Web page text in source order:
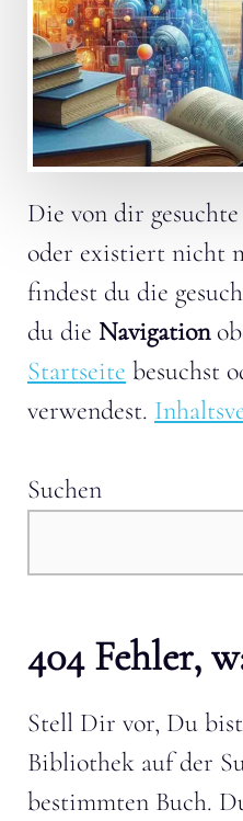
Die von dir
oder existiert nicht
findest du die
du die Navigation
Startseite besuchst
verwendest.
Suchen
404 Fehler,
Stell Dir vor, Du
Bibliothek auf der
bestimmten Buch.